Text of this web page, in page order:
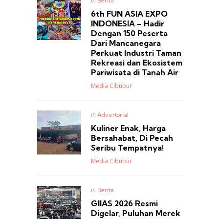
in
6th FUN ASIA EXPO
INDONESIA – Hadir
Dengan 150 Peserta
Dari Mancanegara
Perkuat Industri Taman
Rekreasi dan Ekosistem
Pariwisata di Tanah Air
Posted
Media Cibubur
Posted
in Advertorial
Kuliner Enak, Harga
Bersahabat, Di Pecah
Seribu Tempatnya!
Posted
Media Cibubur
Posted
in Berita
GIIAS 2026 Resmi
Digelar, Puluhan Merek